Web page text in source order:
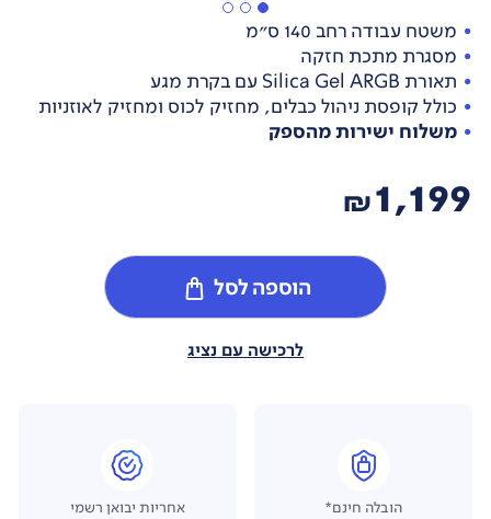
משטח עבודה רחב 140 ס"מ
מסגרת מתכת חזקה
תאורת Silica Gel ARGB עם בקרת מגע
כולל קופסת ניהול כבלים, מחזיק לכוס ומחזיק לאוזניות
משלוח ישירות מהספק
1,199
₪
הוספה לסל
לרכישה עם נציג
הובלה חינם* אחריות יבואן רשמי